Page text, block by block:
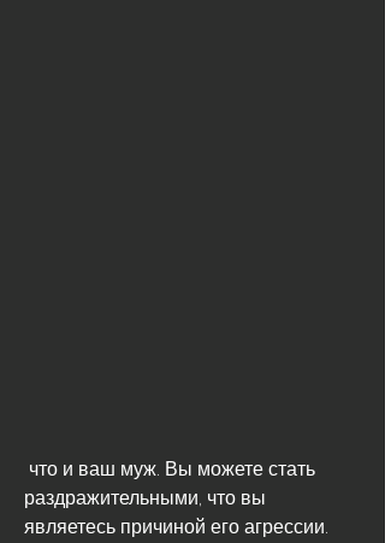
раздражительными, что вы
являетесь причиной его агрессии.